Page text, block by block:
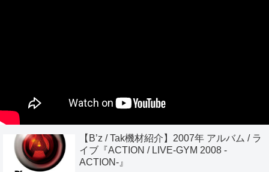
【B’z / Tak機材紹介】2007年 アルバム / ラ
イブ『ACTION / LIVE-GYM 2008 -
ACTION-』